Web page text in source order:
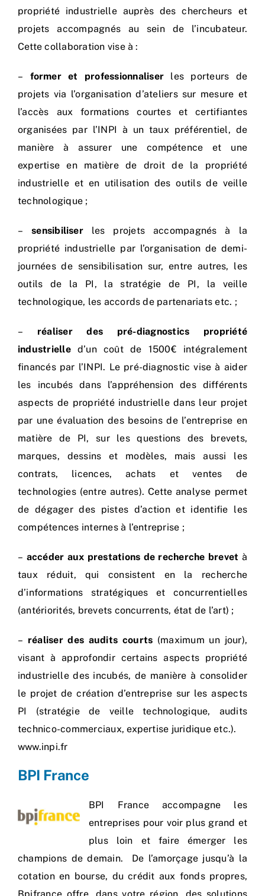
propriété industrielle auprès des chercheurs et
projets accompagnés au sein de l’incubateur.
Cette collaboration vise à :
– former et professionnaliser les porteurs de
projets via l’organisation d’ateliers sur mesure et
l’accès aux formations courtes et certifiantes
organisées par l’INPI à un taux préférentiel, de
manière à assurer une compétence et une
expertise en matière de droit de la propriété
industrielle et en utilisation des outils de veille
technologique ;
–sensibiliserles projets accompagnés à la
propriété industrielle par l’organisation de demi-
journées de sensibilisation sur, entre autres, les
outils de la PI, la stratégie de PI, la veille
technologique, les accords de partenariats etc. ;
– réaliser des pré-diagnostics propriété
industrielled’un coût de 1500€ intégralement
financés par l’INPI. Le pré-diagnostic vise à aider
les incubés dans l’appréhension des différents
aspects de propriété industrielle dans leur projet
par une évaluation des besoins de l’entreprise en
matière de PI, sur les questions des brevets,
marques, dessins et modèles, mais aussi les
contrats, licences, achats et ventes de
technologies (entre autres). Cette analyse permet
de dégager des pistes d’action et identifie les
compétences internes à l’entreprise ;
– accéder aux prestations de recherche brevet à
taux réduit, qui consistent en la recherche
d’informations stratégiques et concurrentielles
(antériorités, brevets concurrents, état de l’art) ;
– réaliser des audits courts (maximum un jour),
visant à approfondir certains aspects propriété
industrielle des incubés, de manière à consolider
le projet de création d’entreprise sur les aspects
PI (stratégie de veille technologique, audits
technico-commerciaux, expertise juridique etc.).
www.inpi.fr
BPI France
BPI France accompagne les
entreprises pour voir plus grand et
plus loin et faire émerger les
champions de demain. De l’amorçage jusqu’à la
cotation en bourse, du crédit aux fonds propres,